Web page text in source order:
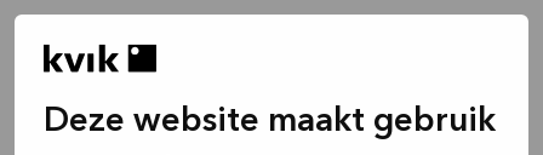
Deze website maakt gebruik